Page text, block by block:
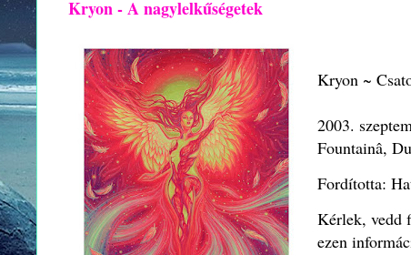
Kryon - A nagylelkűségetek
Kryon ~
2003.
Fountainâ,
Fordította:
Kérlek, vedd
ezen